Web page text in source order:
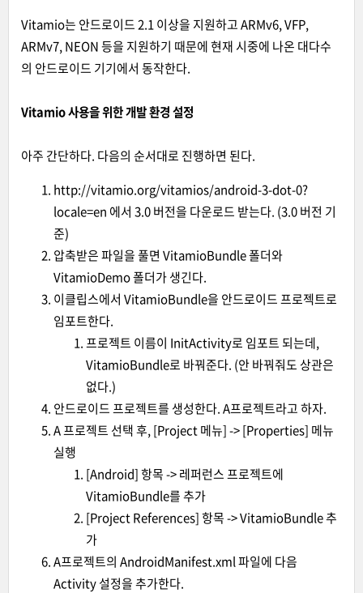
Vitamio는 안드로이드 2.1 이상을 지원하고 ARMv6, VFP,
ARMv7, NEON 등을 지원하기 때문에 현재 시중에 나온 대다수
의 안드로이드 기기에서 동작한다.
Vitamio 사용을 위한 개발 환경 설정
아주 간단하다. 다음의 순서대로 진행하면 된다.
http://vitamio.org/vitamios/android-3-dot-0?
locale=en 에서 3.0 버전을 다운로드 받는다. (3.0 버전 기
준)
압축받은 파일을 풀면 VitamioBundle 폴더와
VitamioDemo 폴더가 생긴다.
이클립스에서 VitamioBundle을 안드로이드 프로젝트로
임포트한다.
프로젝트 이름이 InitActivity로 임포트 되는데,
VitamioBundle로 바꿔준다. (안 바꿔줘도 상관은
없다.)
안드로이드 프로젝트를 생성한다. A프로젝트라고 하자.
A 프로젝트 선택 후, [Project 메뉴] -> [Properties] 메뉴
실행
[Android] 항목 -> 레퍼런스 프로젝트에
VitamioBundle를 추가
[Project References] 항목 -> VitamioBundle 추
가
A프로젝트의 AndroidManifest.xml 파일에 다음
Activity 설정을 추가한다.